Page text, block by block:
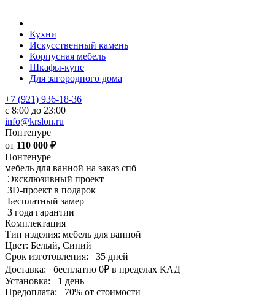
Кухни
Искусственный камень
Корпусная мебель
Шкафы-купе
Для загородного дома
+7 (921) 936-18-36
с 8:00 до 23:00
info@krslon.ru
Понтенуре
от 110 000 ₽
Понтенуре
мебель для ванной на заказ спб
Эксклюзивный проект
3D-проект в подарок
Бесплатный замер
3 года гарантии
Комплектация
Тип изделия: мебель для ванной
Цвет: Белый, Синий
Срок изготовления:
35 дней
Доставка:
бесплатно 0₽ в пределах КАД
Установка:
1 день
Предоплата:
70% от стоимости